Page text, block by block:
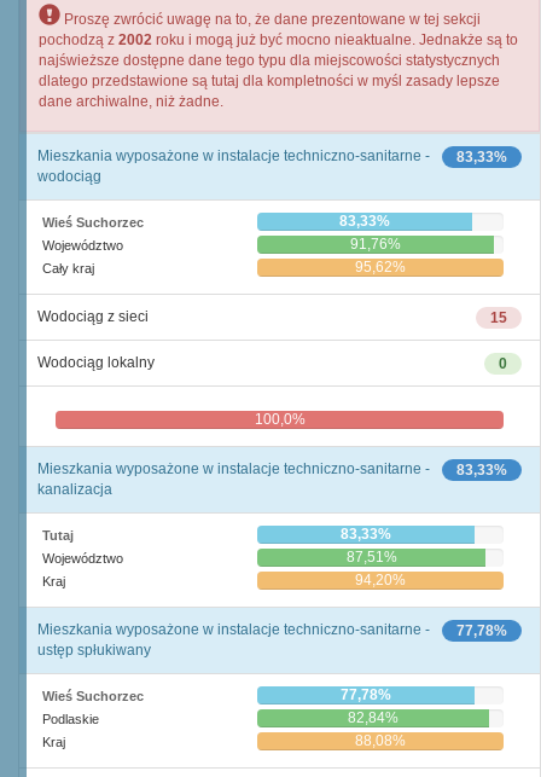
Proszę zwrócić uwagę na to, że dane prezentowane w tej sekcji
pochodzą z 2002 roku i mogą już być mocno nieaktualne. Jednakże są to
najświeższe dostępne dane tego typu dla miejscowości statystycznych
dlatego przedstawione są tutaj dla kompletności w myśl zasady lepsze
dane archiwalne, niż żadne.
83,33%
Mieszkania wyposażone w instalacje techniczno-sanitarne -
wodociąg
Wieś Suchorzec 83,33%
Województwo 91,76%
Cały kraj 95,62%
15
Wodociąg z sieci
0
Wodociąg lokalny
100,0%
83,33%
Mieszkania wyposażone w instalacje techniczno-sanitarne -
kanalizacja
Tutaj 83,33%
Województwo 87,51%
Kraj 94,20%
77,78%
Mieszkania wyposażone w instalacje techniczno-sanitarne -
ustęp spłukiwany
Wieś Suchorzec 77,78%
Podlaskie 82,84%
Kraj 88,08%